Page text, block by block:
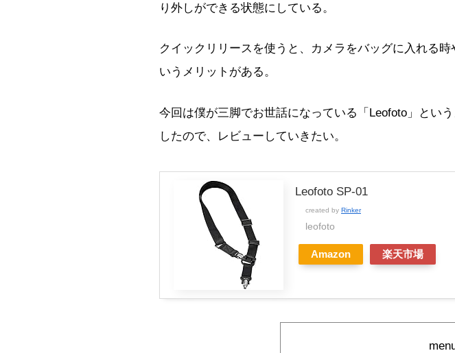
り外しができる状態にしている。
クイックリリースを使うと、カメラをバッグに入れる
いうメリットがある。
今回は僕が三脚でお世話になっている「Leofoto」とい
したので、レビューしていきたい。
Leofoto SP-01
created by Rinker
leofoto
Amazon 楽天市場